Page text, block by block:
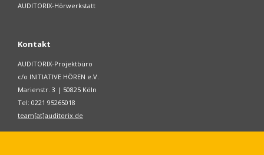
AUDITORIX-Hörwerkstatt
Kontakt
AUDITORIX-Projektbüro
c/o INITIATIVE HÖREN e.V.
Marienstr. 3 | 50825 Köln
Tel: 0221 95265018
team[at]auditorix.de